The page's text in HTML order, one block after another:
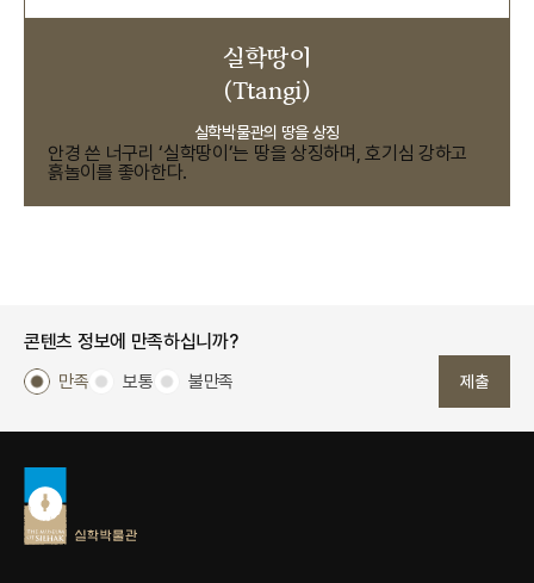
실학땅이
(Ttangi)
실학박물관의 땅을 상징
안경 쓴 너구리 ‘실학땅이’는 땅을 상징하며, 호기심 강하고
흙놀이를 좋아한다.
콘텐츠 정보에 만족하십니까?
만족 보통 불만족 제출